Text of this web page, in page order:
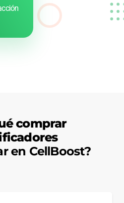
comprar
en CellBoost?